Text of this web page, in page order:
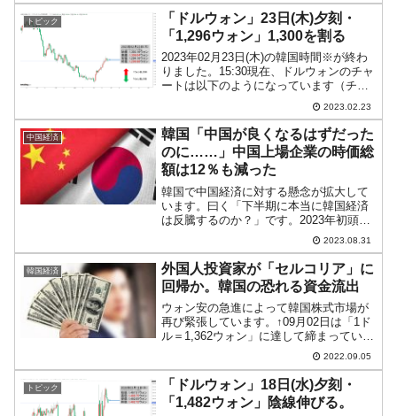
ャップアップしてスタートしました。な
んだ...
トピック
「ドルウォン」23日(木)夕刻・
「1,296ウォン」1,300を割る
2023年02月23日(木)の韓国時間※が終わ
りました。15:30現在、ドルウォンのチャ
ートは以下のようになっています（チャ
ートは『Investing.com』より引用）。陰
線が長くなりました。1,300ウォンが割ら
れて、現在のところ「1ド...
2023.02.23
中国経済
韓国「中国が良くなるはずだった
のに……」中国上場企業の時価総
額は12％も減った
韓国で中国経済に対する懸念が拡大して
います。曰く「下半期に本当に韓国経済
は反騰するのか？」です。2023年初頭に
は、中国がリオープニングとなり、消費
も回復して対中国輸出も拡大。下半期に
は韓国経済は反騰する――という目論見
だったのですが、全く...
2023.08.31
韓国経済
外国人投資家が「セルコリア」に
回帰か。韓国の恐れる資金流出
ウォン安の急進によって韓国株式市場が
再び緊張しています。↑09月02日は「1ド
ル＝1,362ウォン」に達して締まっていま
す（チャートは『Investing.com』より引
用：週足）。というのは、韓国メディア
には毎度おなじみの「外国人投資家が...
2022.09.05
トピック
「ドルウォン」18日(水)夕刻・
「1,482ウォン」陰線伸びる。